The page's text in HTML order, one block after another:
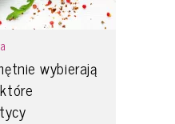
wybierają